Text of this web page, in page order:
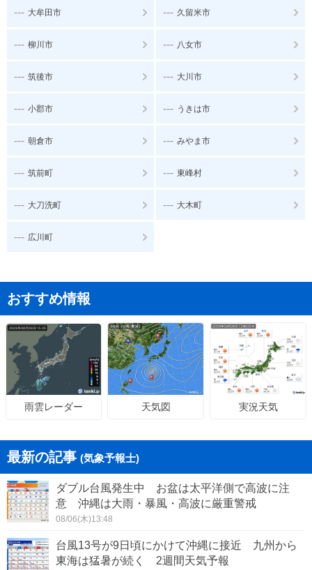
--- 大牟田市 --- 久留米市
--- 柳川市 --- 八女市
--- 筑後市 --- 大川市
--- 小郡市 --- うきは市
--- 朝倉市 --- みやま市
--- 筑前町 --- 東峰村
--- 大刀洗町 --- 大木町
--- 広川町
おすすめ情報
雨雲レーダー 天気図 実況天気
最新の記事 (気象予報士)
ダブル台風発生中 お盆は太平洋側で高波に注
意 沖縄は大雨・暴風・高波に厳重警戒
08/06(木)13:48
台風13号が9日頃にかけて沖縄に接近 九州から
東海は猛暑が続く 2週間天気予報